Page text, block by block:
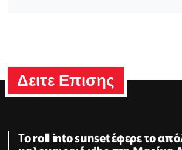
Δειτε Επισης
Το roll into sunset έφερε το